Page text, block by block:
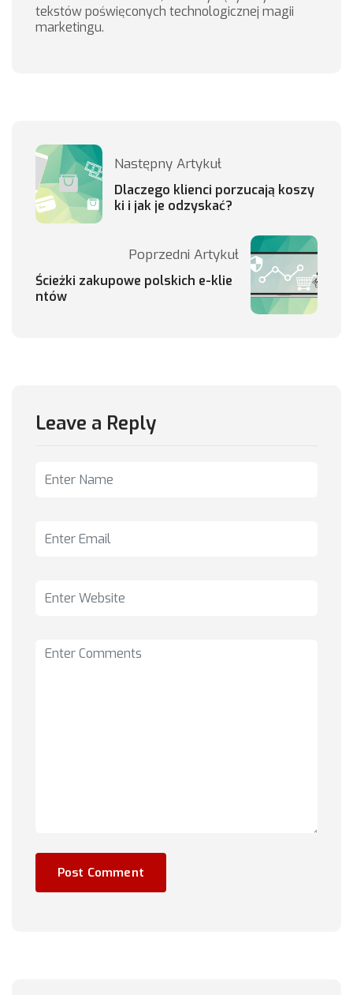
tekstów poświęconych technologicznej magii
marketingu.
Następny Artykuł
Dlaczego klienci porzucają koszy
ki i jak je odzyskać?
Poprzedni Artykuł
Ścieżki zakupowe polskich e-klie
ntów
Leave a Reply